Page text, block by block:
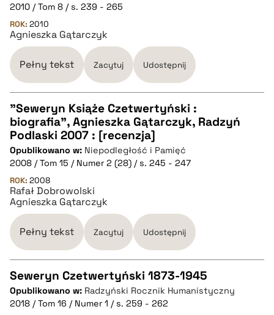
pobierz cytat
BIBTEX
pobierz cytat
2010 / Tom 8 / s. 239 - 265
ROK: 2010
Agnieszka Gątarczyk
Pełny tekst Zacytuj Udostępnij
CZYSTY TEKST
pobierz cytat
BIBTEX
pobierz cytat
"Seweryn Książe Czetwertyński :
biografia", Agnieszka Gątarczyk, Radzyń
Podlaski 2007 : [recenzja]
Opublikowano w: Niepodległość i Pamięć
2008 / Tom 15 / Numer 2 (28) / s. 245 - 247
ROK: 2008
Rafał Dobrowolski
Agnieszka Gątarczyk
Pełny tekst Zacytuj Udostępnij
CZYSTY TEKST
Seweryn Czetwertyński 1873-1945
Opublikowano w: Radzyński Rocznik Humanistyczny
2018 / Tom 16 / Numer 1 / s. 259 - 262